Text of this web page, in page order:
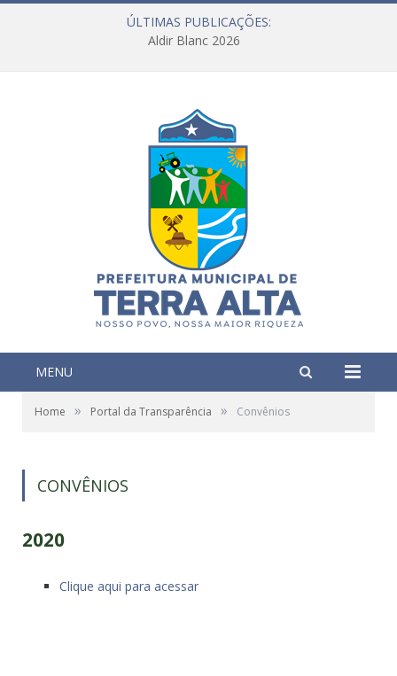
ÚLTIMAS PUBLICAÇÕES:
Aldir Blanc 2026
MENU
Home » Portal da Transparência » Convênios
CONVÊNIOS
2020
Clique aqui para acessar